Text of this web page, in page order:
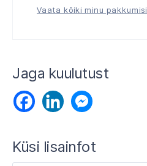
Vaata kõiki minu pakkumisi
Jaga kuulutust
Küsi lisainfot